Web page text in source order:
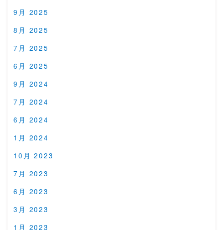
9月 2025
8月 2025
7月 2025
6月 2025
9月 2024
7月 2024
6月 2024
1月 2024
10月 2023
7月 2023
6月 2023
3月 2023
1月 2023